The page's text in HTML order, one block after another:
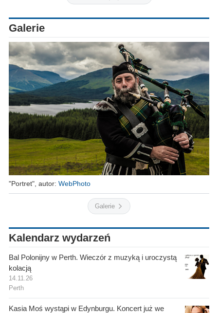
Galerie
"Portret", autor: WebPhoto
Galerie
Kalendarz wydarzeń
Bal Polonijny w Perth. Wieczór z muzyką i uroczystą
kolacją
14.11.26
Perth
Kasia Moś wystąpi w Edynburgu. Koncert już we